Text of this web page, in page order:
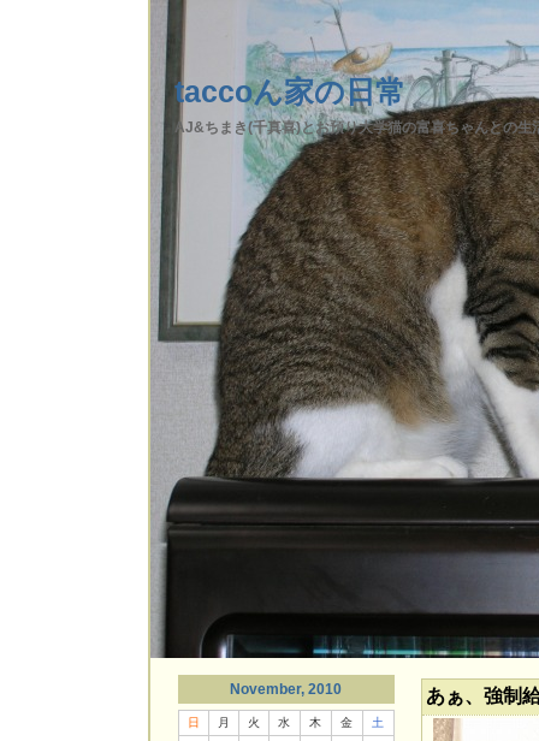
taccoん家の日常
AJ&ちまき(千真喜)とお預り大学猫の富喜ちゃんとの生
November, 2010
日 月 火 水 木 金
土
あぁ、強制